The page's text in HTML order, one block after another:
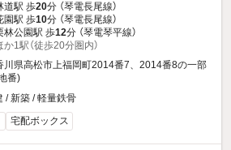
道駅 歩20分 （琴電長尾線）
園駅 歩10分 （琴電長尾線）
林公園駅 歩12分 （琴電琴平線）
か1駅（徒歩20分圏内）
川県高松市上福岡町2014番7、2014番8の一部
番)
/ 新築 / 軽量鉄骨
宅配ボックス